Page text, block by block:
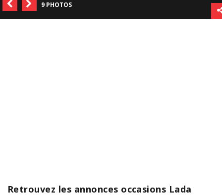
9 PHOTOS
Retrouvez les annonces occasions Lada